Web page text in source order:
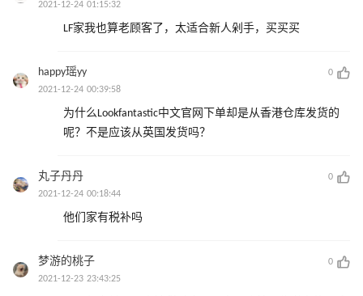
2021-12-24 01:15:32
LF家我也算老顾客了，太适合新人剁手，买买买
happy瑶yy
0
2021-12-24 00:39:58
为什么Lookfantastic中文官网下单却是从香港仓库发货的
呢？不是应该从英国发货吗？
丸子丹丹
0
2021-12-24 00:18:44
他们家有税补吗
梦游的桃子
0
2021-12-23 23:43:25